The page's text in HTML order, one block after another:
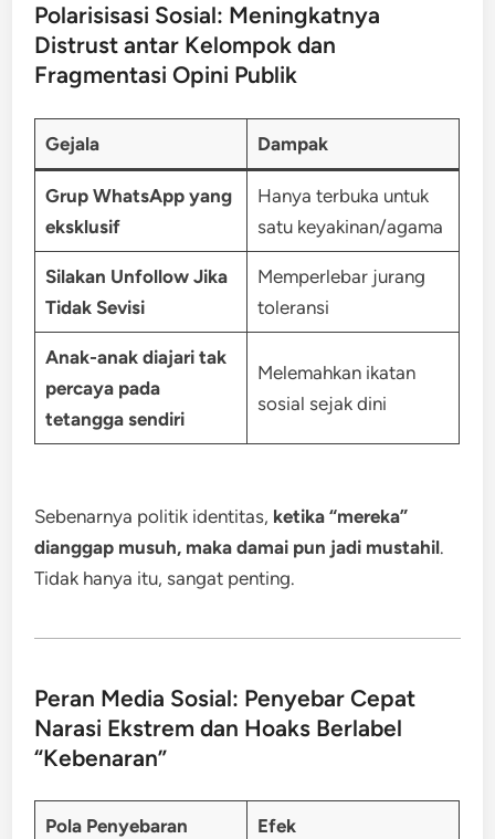
Polarisisasi Sosial: Meningkatnya
Distrust antar Kelompok dan
Fragmentasi Opini Publik
Gejala Dampak
Grup WhatsApp yang
eksklusif
Hanya terbuka untuk
satu keyakinan/agama
Silakan Unfollow Jika
Tidak Sevisi
Memperlebar jurang
toleransi
Anak-anak diajari tak
percaya pada
tetangga sendiri
Melemahkan ikatan
sosial sejak dini
Sebenarnya politik identitas, ketika “mereka”
dianggap musuh, maka damai pun jadi mustahil.
Tidak hanya itu, sangat penting.
Peran Media Sosial: Penyebar Cepat
Narasi Ekstrem dan Hoaks Berlabel
“Kebenaran”
Pola Penyebaran Efek